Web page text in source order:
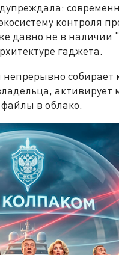
контроля
давно не в
гаджета.
собирает
активирует
в облако.